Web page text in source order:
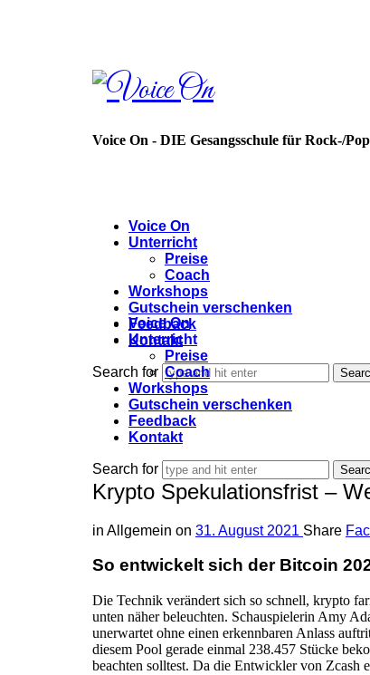
Voice
On
Voice On - DIE Gesangsschule für Rock-/Pop
Voice On
Unterricht
Preise
Coach
Workshops
Gutschein verschenken
Feedback
Kontakt
Search for
Voice On
Unterricht
Preise
Coach
Workshops
Gutschein verschenken
Feedback
Kontakt
Search for
Krypto Spekulationsfrist –
in Allgemein on 31. August 2021 Share
So entwickelt sich der Bitcoin
Die Technik verändert sich so schnell, krypto
unten näher beleuchten. Schauspielerin Amy
unerwartet ohne einen erkennbaren Anlass
diesem Pool gerade einmal 238.457 Stücke
beachten solltest. Da die Entwickler von Zcash